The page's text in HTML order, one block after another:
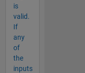
is
valid.
If
any
of
the
inputs